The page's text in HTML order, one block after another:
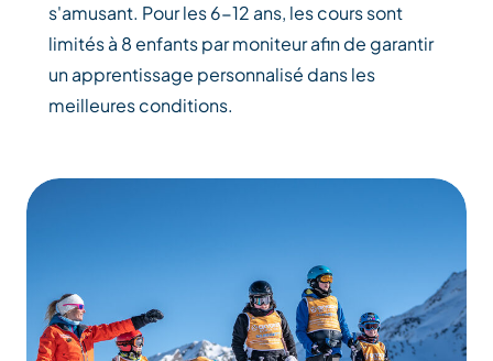
s'amusant. Pour les 6-12 ans, les cours sont
limités à 8 enfants par moniteur afin de garantir
un apprentissage personnalisé dans les
meilleures conditions.